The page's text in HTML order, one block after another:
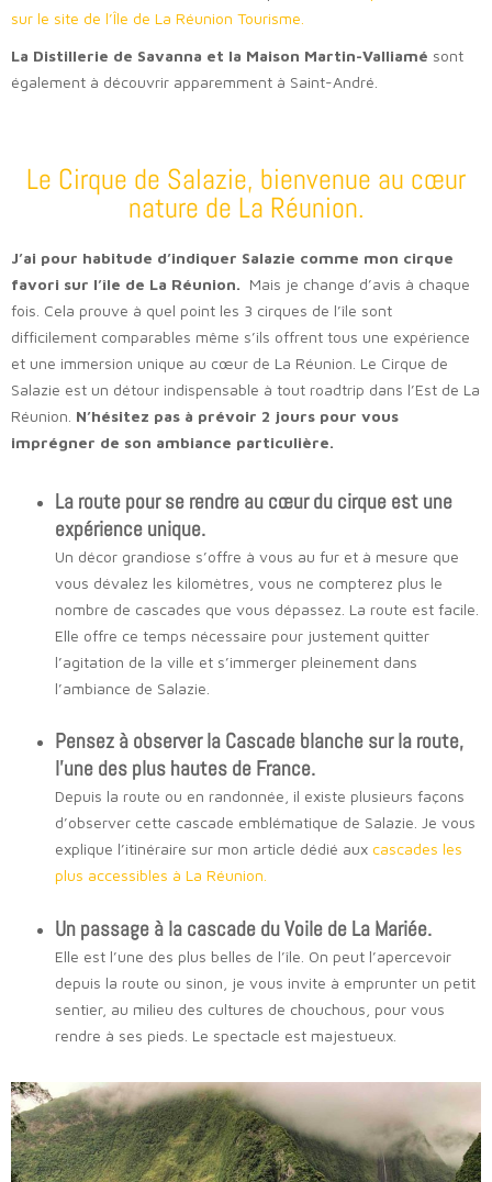
sur le site de l’Île de La Réunion Tourisme.
La Distillerie de Savanna et la Maison Martin-Valliamé sont
également à découvrir apparemment à Saint-André.
Le Cirque de Salazie, bienvenue au cœur
nature de La Réunion.
J’ai pour habitude d’indiquer Salazie comme mon cirque
favori sur l’île de La Réunion. Mais je change d’avis à chaque
fois. Cela prouve à quel point les 3 cirques de l’île sont
difficilement comparables même s’ils offrent tous une expérience
et une immersion unique au cœur de La Réunion. Le Cirque de
Salazie est un détour indispensable à tout roadtrip dans l’Est de La
Réunion. N’hésitez pas à prévoir 2 jours pour vous
imprégner de son ambiance particulière.
La route pour se rendre au cœur du cirque est une
expérience unique.
Un décor grandiose s’offre à vous au fur et à mesure que
vous dévalez les kilomètres, vous ne compterez plus le
nombre de cascades que vous dépassez. La route est facile.
Elle offre ce temps nécessaire pour justement quitter
l’agitation de la ville et s’immerger pleinement dans
l’ambiance de Salazie.
Pensez à observer la Cascade blanche sur la route,
l’une des plus hautes de France.
Depuis la route ou en randonnée, il existe plusieurs façons
d’observer cette cascade emblématique de Salazie. Je vous
explique l’itinéraire sur mon article dédié aux cascades les
plus accessibles à La Réunion.
Un passage à la cascade du Voile de La Mariée.
Elle est l’une des plus belles de l’île. On peut l’apercevoir
depuis la route ou sinon, je vous invite à emprunter un petit
sentier, au milieu des cultures de chouchous, pour vous
rendre à ses pieds. Le spectacle est majestueux.